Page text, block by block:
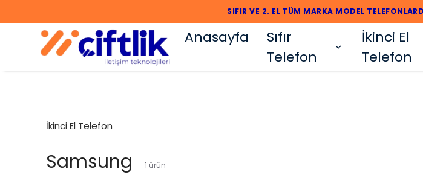
SIFIR VE 2. EL TÜM MARKA MODEL
Anasayfa
Sıfır
Telefon
İkinci El
Telefon
İkinci El Telefon
Samsung 1 ürün